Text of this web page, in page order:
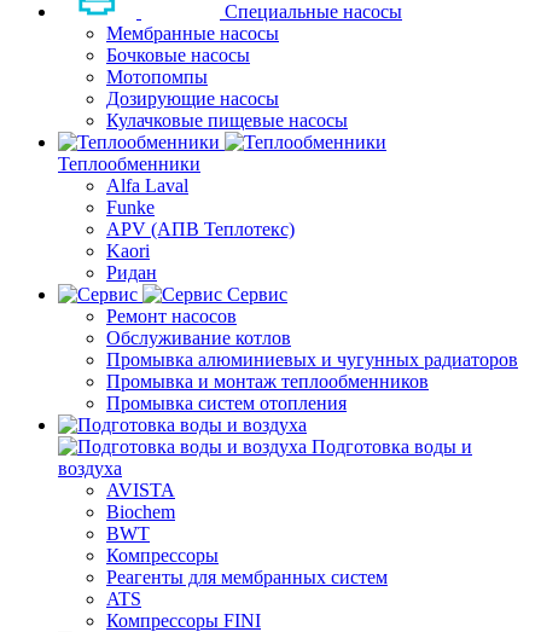
Специальные насосы
Мембранные насосы
Бочковые насосы
Мотопомпы
Дозирующие насосы
Кулачковые пищевые насосы
Теплообменники
Alfa Laval
Funke
APV (АПВ Теплотекс)
Kaori
Ридан
Сервис
Ремонт насосов
Обслуживание котлов
Промывка алюминиевых и чугунных радиаторов
Промывка и монтаж теплообменников
Промывка систем отопления
Подготовка воды и
воздуха
AVISTA
Biochem
BWT
Компрессоры
Реагенты для мембранных систем
ATS
Компрессоры FINI